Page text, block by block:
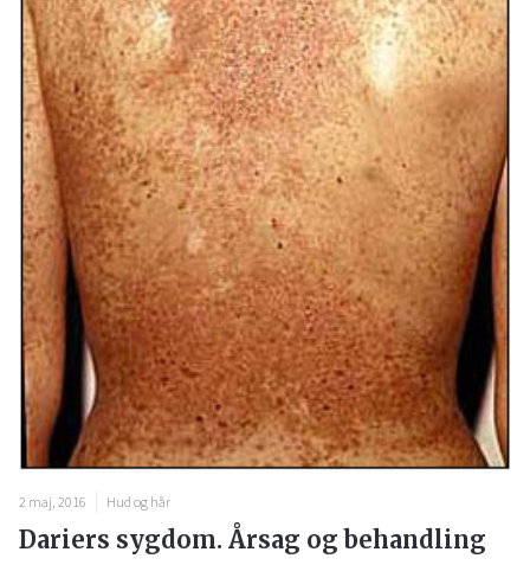
2 maj, 2016 Hud og hår
Dariers sygdom. Årsag og behandling